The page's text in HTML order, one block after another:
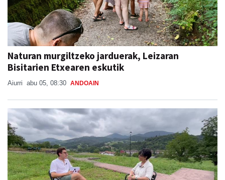
Naturan murgiltzeko jarduerak, Leizaran
Bisitarien Etxearen eskutik
Aiurri abu 05, 08:30 ANDOAIN